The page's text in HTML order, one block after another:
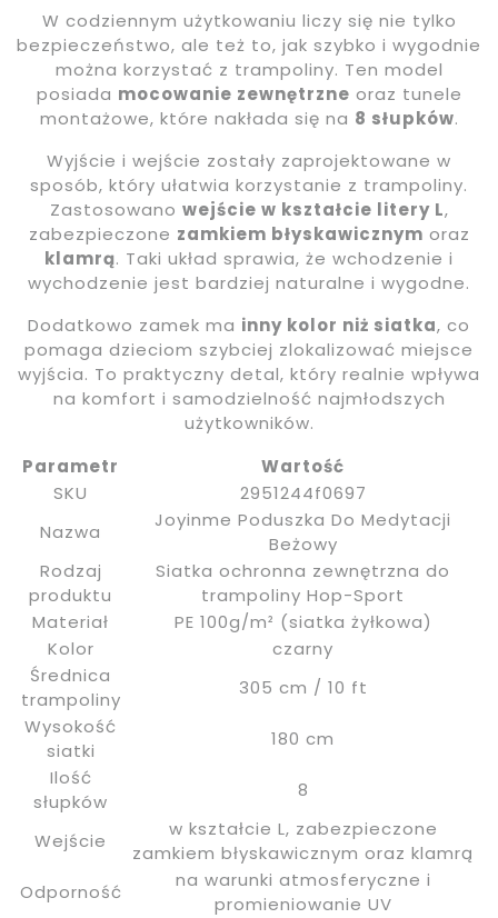
W codziennym użytkowaniu liczy się nie tylko
bezpieczeństwo, ale też to, jak szybko i wygodnie
można korzystać z trampoliny. Ten model
posiada mocowanie zewnętrzne oraz tunele
montażowe, które nakłada się na 8 słupków.
Wyjście i wejście zostały zaprojektowane w
sposób, który ułatwia korzystanie z trampoliny.
Zastosowano wejście w kształcie litery L,
zabezpieczone zamkiem błyskawicznym oraz
klamrą. Taki układ sprawia, że wchodzenie i
wychodzenie jest bardziej naturalne i wygodne.
Dodatkowo zamek ma inny kolor niż siatka, co
pomaga dzieciom szybciej zlokalizować miejsce
wyjścia. To praktyczny detal, który realnie wpływa
na komfort i samodzielność najmłodszych
użytkowników.
Parametr
Wartość
SKU
2951244f0697
Nazwa
Joyinme Poduszka Do Medytacji
Beżowy
Rodzaj
produktu
Siatka ochronna zewnętrzna do
trampoliny Hop-Sport
Materiał
PE 100g/m² (siatka żyłkowa)
Kolor
czarny
Średnica
trampoliny
305 cm / 10 ft
Wysokość
siatki
180 cm
Ilość
słupków
8
Wejście
w kształcie L, zabezpieczone
zamkiem błyskawicznym oraz klamrą
Odporność
na warunki atmosferyczne i
promieniowanie UV